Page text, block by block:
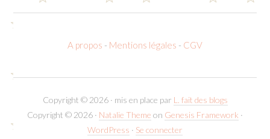
A propos - Mentions légales - CGV
Copyright © 2026 · mis en place par L. fait des blogs
Copyright © 2026 · Natalie Theme on Genesis Framework ·
WordPress · Se connecter